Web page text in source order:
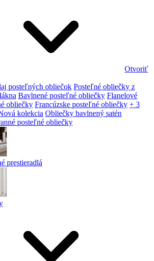
Otvoriť
posteľných obliečok Posteľné obliečky z
Bavlnené posteľné obliečky Flanelové
obliečky Francúzske posteľné obliečky + 3
kolekcia Obliečky bavlnený satén
posteľné obliečky
prestieradlá